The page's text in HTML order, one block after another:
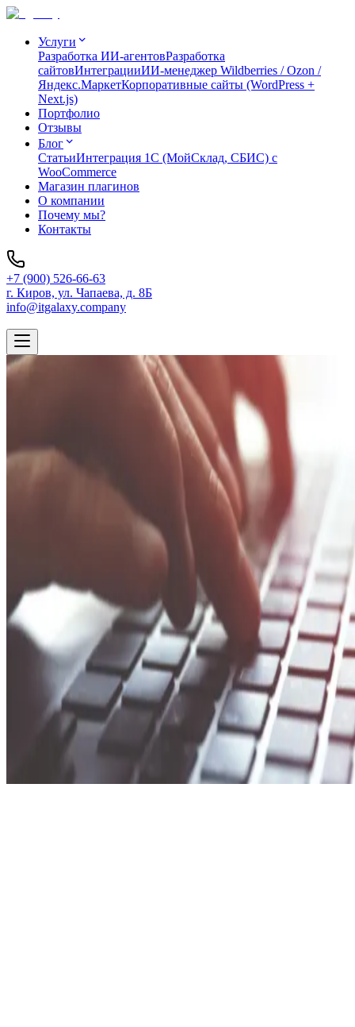
Услуги
Разработка ИИ-агентовРазработка
сайтовИнтеграцииИИ-менеджер Wildberries / Ozon /
Яндекс.МаркетКорпоративные сайты (WordPress +
Next.js)
Портфолио
Отзывы
Блог
СтатьиИнтеграция 1C (МойСклад, СБИС) с
WooCommerce
Магазин плагинов
О компании
Почему мы?
Контакты
+7 (900) 526-66-63
г. Киров, ул. Чапаева, д. 8Б
info@itgalaxy.company